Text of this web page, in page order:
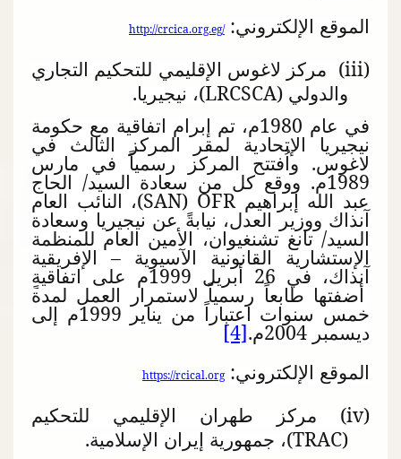
الموقع الإلكتروني: http://crcica.org.eg/
iii) مركز لاغوس الإقليمي للتحكيم التجاري
والدولي ( LRCSCA)، نيجيريا.
في عام 1980م، تم إبرام اتفاقية مع حكومة
نيجيريا الإتحادية لمقر المركز الثالث في
لاغوس. واُفتتح المركز رسمياً في مارس
1989م. ووقع كل من سعادة السيد/ الحاج
عبد الله إبراهيمOFR
(
SAN)، النائب العام
آنذاك ووزير العدل، نيابةً عن نيجيريا وسعادة
السيد/ تانغ تشنغيوان، الأمين العام للمنظمة
الإستشارية القانونية الآسيوية – الإفريقية
آنذاك، في 26 أبريل 1999م على اتفاقيةٍ
أضفتها طابعاً رسمياً لاستمرار العمل لمدة
خمس سنوات اعتباراً من يناير 1999م إلى
ديسمبر 2004م.
[4]
الموقع الإلكتروني: https://rcical.org
iv) مركز طهران الإقليمي للتحكيم
TRAC)، جمهورية إيران الإسلامية.